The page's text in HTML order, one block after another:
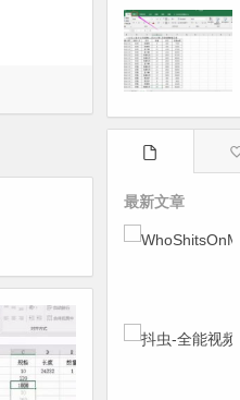
最新文章